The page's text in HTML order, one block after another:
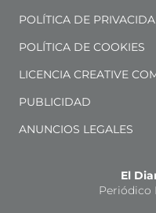
POLÍTICA DE
POLÍTICA DE COOKIES
LICENCIA CREATIVE
PUBLICIDAD
ANUNCIOS LEGALES
El
Periódico